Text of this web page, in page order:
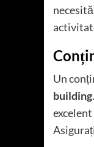
Un
building